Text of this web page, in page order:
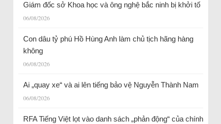
Giám đốc sở Khoa học và ông nghệ bắc ninh bị khởi tố
06/08/2026
Con dâu tỷ phú Hồ Hùng Anh làm chủ tịch hãng hàng
không
06/08/2026
Ai „quay xe“ và ai lên tiếng bảo vệ Nguyễn Thành Nam
06/08/2026
RFA Tiếng Việt lọt vào danh sách „phản động“ của chính